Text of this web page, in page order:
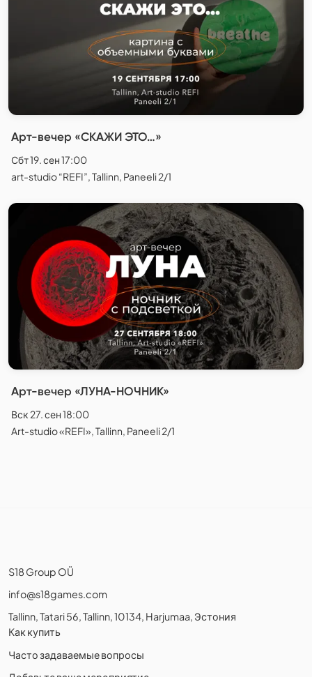
Арт-вечер «СКАЖИ ЭТО…»
Сбт 19. сен 17:00
art-studio “REFI”, Tallinn, Paneeli 2/1
Арт-вечер «ЛУНА-НОЧНИК»
Вск 27. сен 18:00
Art-studio «REFI», Tallinn, Paneeli 2/1
S18 Group OÜ
info@s18games.com
Tallinn, Tatari 56, Tallinn, 10134, Harjumaa, Эстония
Как купить
Часто задаваемые вопросы